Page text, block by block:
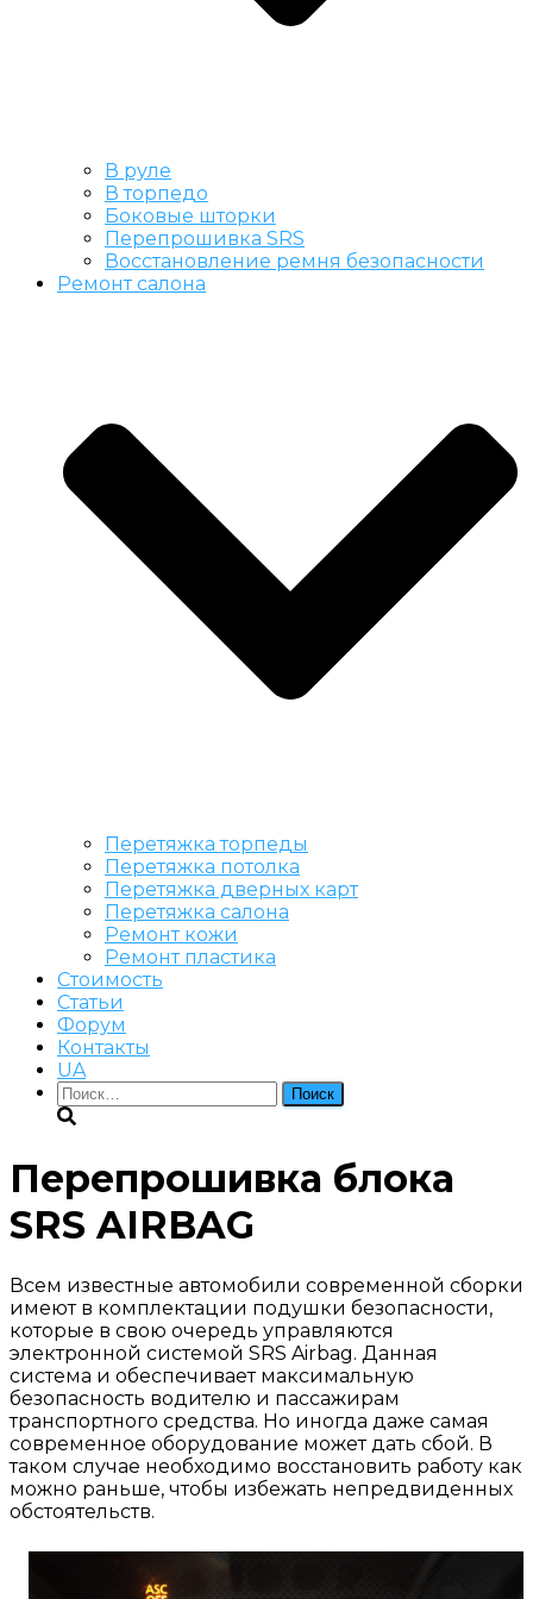
В руле
В торпедо
Боковые шторки
Перепрошивка SRS
Восстановление ремня безопасности
Ремонт салона
Перетяжка торпеды
Перетяжка потолка
Перетяжка дверных карт
Перетяжка салона
Ремонт кожи
Ремонт пластика
Стоимость
Статьи
Форум
Контакты
UA
Найти:
Перепрошивка блока
SRS AIRBAG
Всем известные автомобили современной сборки
имеют в комплектации подушки безопасности,
которые в свою очередь управляются
электронной системой SRS Airbag. Данная
система и обеспечивает максимальную
безопасность водителю и пассажирам
транспортного средства. Но иногда даже самая
современное оборудование может дать сбой. В
таком случае необходимо восстановить работу как
можно раньше, чтобы избежать непредвиденных
обстоятельств.